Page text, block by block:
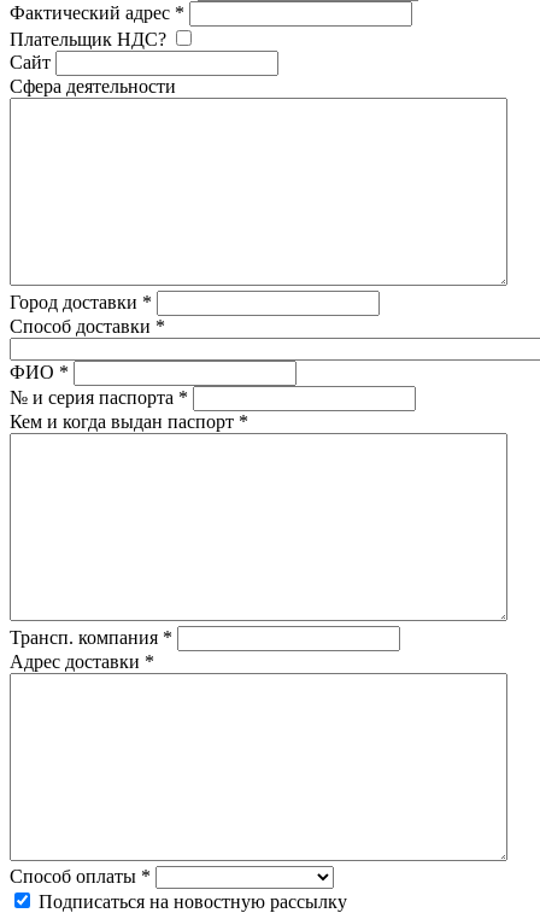
Фактический адрес *
Плательщик НДС?
Сайт
Сфера деятельности
Город доставки *
Способ доставки *
ФИО *
№ и серия паспорта *
Кем и когда выдан паспорт *
Трансп. компания *
Адрес доставки *
Способ оплаты *
Подписаться на новостную рассылку